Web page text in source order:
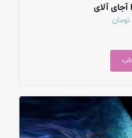
آجای آلای
تومان